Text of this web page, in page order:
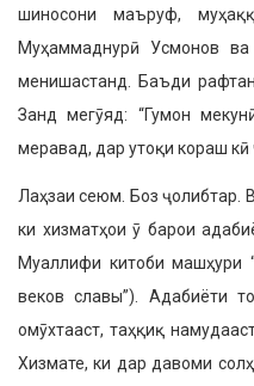
шиносони маъруф,
Муҳаммад­нурӣ Усмонов
менишастанд. Баъди
Занд мегӯяд: “Гумон
меравад, дар утоқи кораш
Лаҳзаи сеюм. Боз ҷолибтар.
ки хизматҳои ӯ барои
Муаллифи китоби машҳури
веков славы”). Ада­биёти
омӯхтааст, таҳқиқ
Хиз­мате, ки дар давоми